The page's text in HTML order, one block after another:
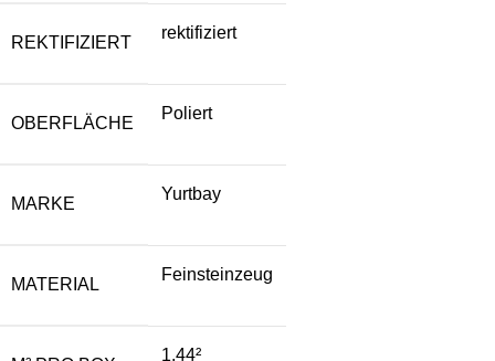
REKTIFIZIERT
rektifiziert
OBERFLÄCHE
Poliert
MARKE
Yurtbay
MATERIAL
Feinsteinzeug
1.44²